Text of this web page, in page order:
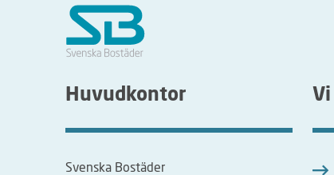
Huvudkontor
Svenska Bostäder